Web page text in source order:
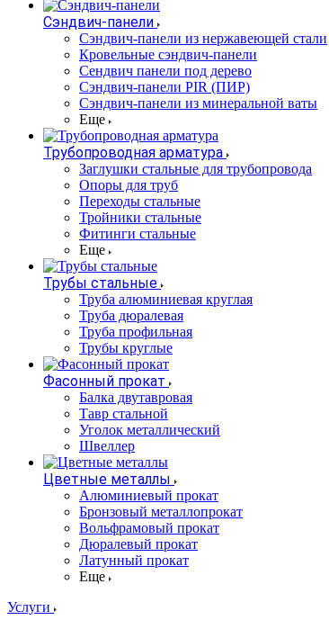
Сэндвич-панели
Cэндвич-панели из нержавеющей стали
Кровельные сэндвич-панели
Сендвич панели под дерево
Сэндвич-панели PIR (ПИР)
Сэндвич-панели из минеральной ваты
Еще
Трубопроводная арматура
Заглушки стальные для трубопровода
Опоры для труб
Переходы стальные
Тройники стальные
Фитинги стальные
Еще
Трубы стальные
Труба алюминиевая круглая
Труба дюралевая
Труба профильная
Трубы круглые
Фасонный прокат
Балка двутавровая
Тавр стальной
Уголок металлический
Швеллер
Цветные металлы
Алюминиевый прокат
Бронзовый металлопрокат
Вольфрамовый прокат
Дюралевый прокат
Латунный прокат
Еще
Услуги